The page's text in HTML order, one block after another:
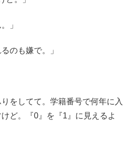
」
のも嫌で。」
をしてて。学籍番号で何年に入
ど。『0』を『1』に見えるよ